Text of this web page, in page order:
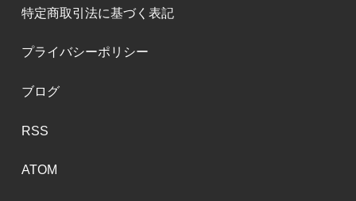
特定商取引法に基づく表記
プライバシーポリシー
ブログ
RSS
ATOM